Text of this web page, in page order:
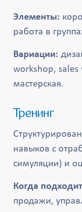
Элементы:
работа в
Вариации:
workshop, sales
мастерская.
Тренинг
навыков с
симуляции) и
Когда
продажи,